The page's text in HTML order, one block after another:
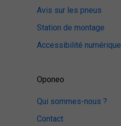
Avis sur les pneus
Station de montage
Accessibilité numérique
Oponeo
Qui sommes-nous ?
Contact